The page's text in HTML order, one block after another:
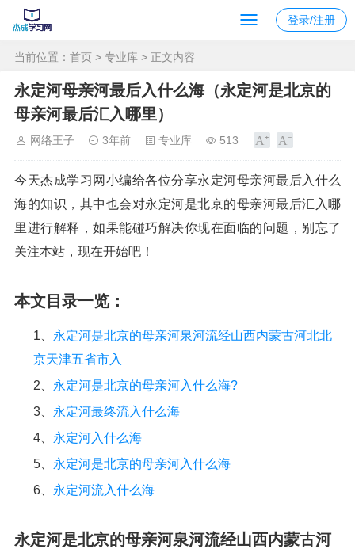
登录/注册
当前位置： 首页 > 专业库 > 正文内容
永定河母亲河最后入什么海（永定河是北京的
母亲河最后汇入哪里）
网络王子 3年前 专业库 513
今天杰成学习网小编给各位分享永定河母亲河最后入什么
海的知识，其中也会对永定河是北京的母亲河最后汇入哪
里进行解释，如果能碰巧解决你现在面临的问题，别忘了
关注本站，现在开始吧！
本文目录一览：
1、 永定河是北京的母亲河泉河流经山西内蒙古河北北
京天津五省市入
2、 永定河是北京的母亲河入什么海?
3、 永定河最终流入什么海
4、 永定河入什么海
5、 永定河是北京的母亲河入什么海
6、 永定河流入什么海
永定河是北京的母亲河泉河流经山西内蒙古河